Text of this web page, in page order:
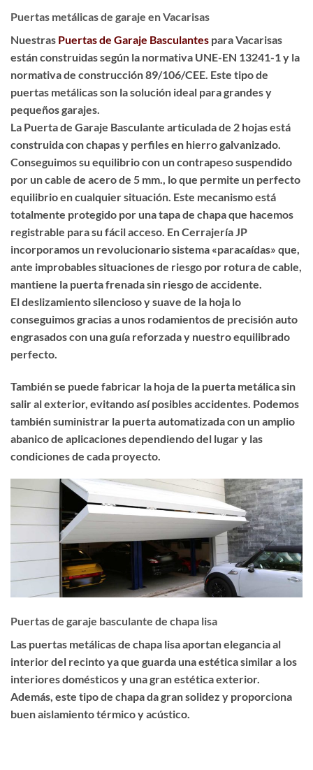
Puertas metálicas de garaje en Vacarisas
Nuestras Puertas de Garaje Basculantes para Vacarisas
están construidas según la normativa UNE-EN 13241-1 y la
normativa de construcción 89/106/CEE. Este tipo de
puertas metálicas son la solución ideal para grandes y
pequeños garajes.
La Puerta de Garaje Basculante articulada de 2 hojas está
construida con chapas y perfiles en hierro galvanizado.
Conseguimos su equilibrio con un contrapeso suspendido
por un cable de acero de 5 mm., lo que permite un perfecto
equilibrio en cualquier situación. Este mecanismo está
totalmente protegido por una tapa de chapa que hacemos
registrable para su fácil acceso. En Cerrajería JP
incorporamos un revolucionario sistema «paracaídas» que,
ante improbables situaciones de riesgo por rotura de cable,
mantiene la puerta frenada sin riesgo de accidente.
El deslizamiento silencioso y suave de la hoja lo
conseguimos gracias a unos rodamientos de precisión auto
engrasados con una guía reforzada y nuestro equilibrado
perfecto.
También se puede fabricar la hoja de la puerta metálica sin
salir al exterior, evitando así posibles accidentes. Podemos
también suministrar la puerta automatizada con un amplio
abanico de aplicaciones dependiendo del lugar y las
condiciones de cada proyecto.
Puertas de garaje basculante de chapa lisa
Las puertas metálicas de chapa lisa aportan elegancia al
interior del recinto ya que guarda una estética similar a los
interiores domésticos y una gran estética exterior.
Además, este tipo de chapa da gran solidez y proporciona
buen aislamiento térmico y acústico.